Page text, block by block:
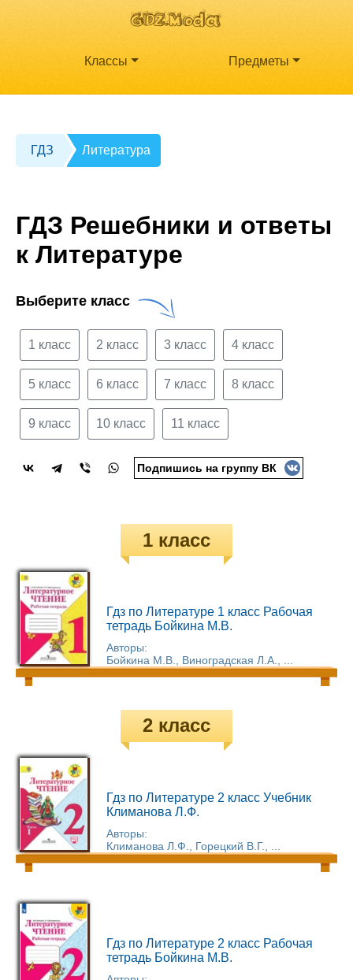
Классы Предметы
ГДЗ Литература
ГДЗ Решебники и ответы
к Литературе
Выберите класс
1 класс 2 класс 3 класс 4 класс
5 класс 6 класс 7 класс 8 класс
9 класс 10 класс 11 класс
Подпишись на группу ВК
1 класс
Гдз по Литературе 1 класс Рабочая
тетрадь Бойкина М.В.
Авторы:
Бойкина М.В., Виноградская Л.А., ...
2 класс
Гдз по Литературе 2 класс Учебник
Климанова Л.Ф.
Авторы:
Климанова Л.Ф., Горецкий В.Г., ...
Гдз по Литературе 2 класс Рабочая
тетрадь Бойкина М.В.